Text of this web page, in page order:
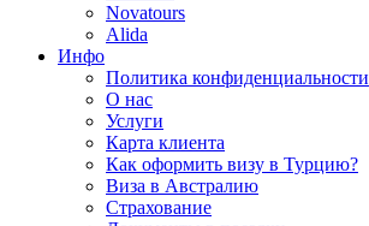
Novatours
Alida
Инфо
Политика конфиденциальности
О нас
Услуги
Карта клиента
Как оформить визу в Турцию?
Виза в Австралию
Страхование